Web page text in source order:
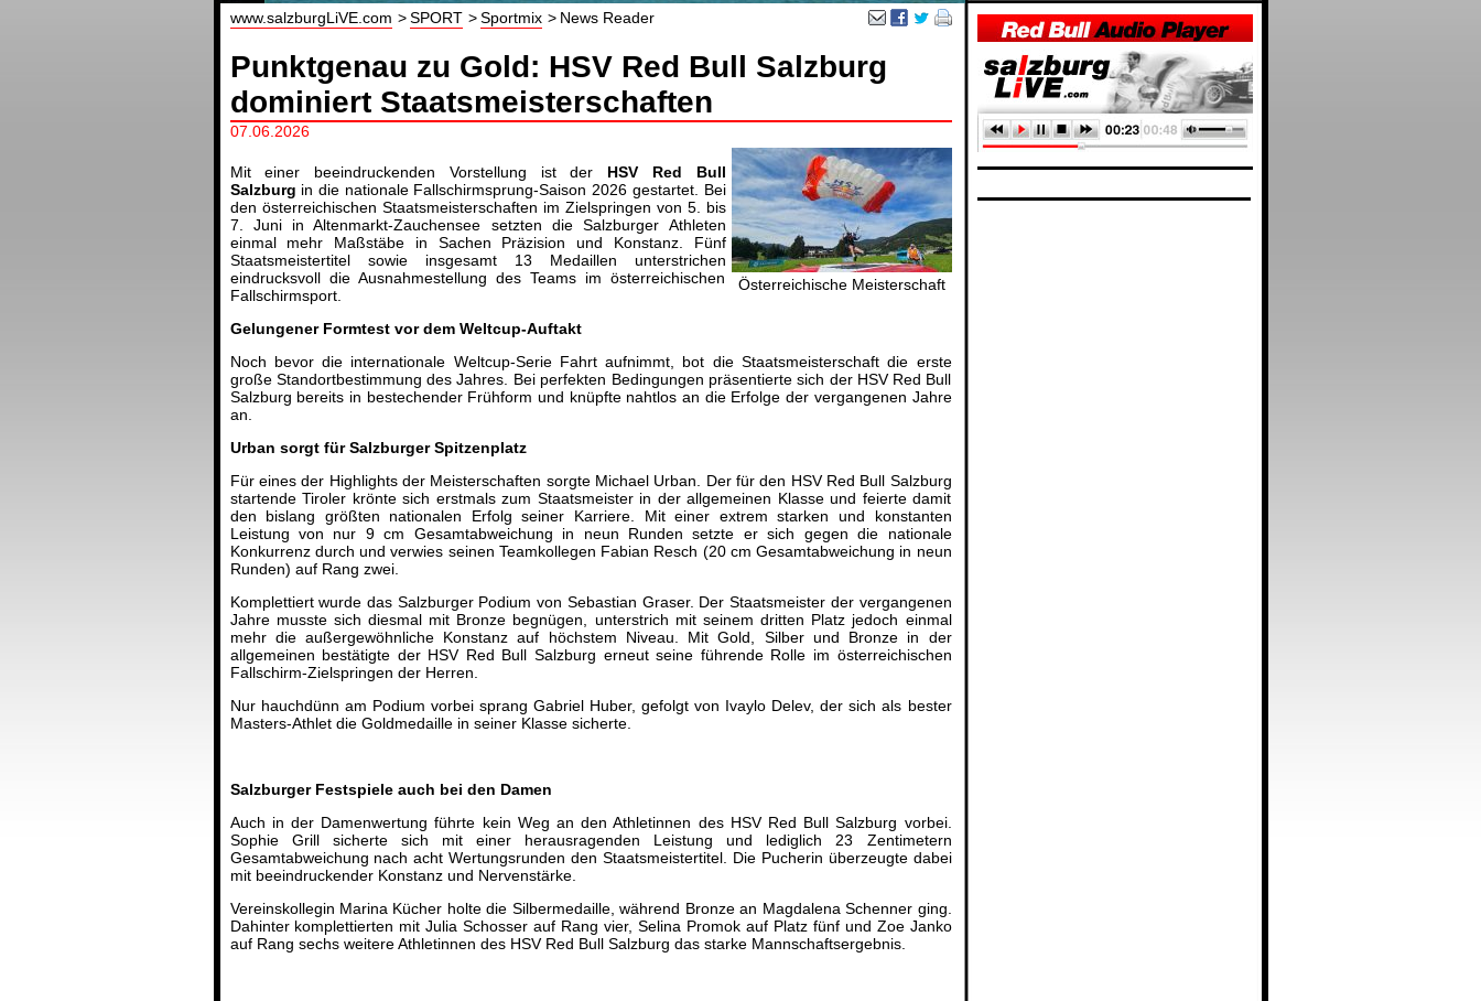
www.salzburgLiVE.com
SPORT Sportmix News Reader
Punktgenau zu Gold: HSV Red Bull Salzburg
dominiert Staatsmeisterschaften
07.06.2026
Österreichische Meisterschaft
Mit einer beeindruckenden Vorstellung ist der HSV Red Bull
Salzburg in die nationale Fallschirmsprung-Saison 2026 gestartet. Bei
den österreichischen Staatsmeisterschaften im Zielspringen von 5. bis
7. Juni in Altenmarkt-Zauchensee setzten die Salzburger Athleten
einmal mehr Maßstäbe in Sachen Präzision und Konstanz. Fünf
Staatsmeistertitel sowie insgesamt 13 Medaillen unterstrichen
eindrucksvoll die Ausnahmestellung des Teams im österreichischen
Fallschirmsport.
Gelungener Formtest vor dem Weltcup-Auftakt
Noch bevor die internationale Weltcup-Serie Fahrt aufnimmt, bot die Staatsmeisterschaft die erste
große Standortbestimmung des Jahres. Bei perfekten Bedingungen präsentierte sich der HSV Red Bull
Salzburg bereits in bestechender Frühform und knüpfte nahtlos an die Erfolge der vergangenen Jahre
an.
Urban sorgt für Salzburger Spitzenplatz
Für eines der Highlights der Meisterschaften sorgte Michael Urban. Der für den HSV Red Bull Salzburg
startende Tiroler krönte sich erstmals zum Staatsmeister in der allgemeinen Klasse und feierte damit
den bislang größten nationalen Erfolg seiner Karriere. Mit einer extrem starken und konstanten
Leistung von nur 9 cm Gesamtabweichung in neun Runden setzte er sich gegen die nationale
Konkurrenz durch und verwies seinen Teamkollegen Fabian Resch (20 cm Gesamtabweichung in neun
Runden) auf Rang zwei.
Komplettiert wurde das Salzburger Podium von Sebastian Graser. Der Staatsmeister der vergangenen
Jahre musste sich diesmal mit Bronze begnügen, unterstrich mit seinem dritten Platz jedoch einmal
mehr die außergewöhnliche Konstanz auf höchstem Niveau. Mit Gold, Silber und Bronze in der
allgemeinen bestätigte der HSV Red Bull Salzburg erneut seine führende Rolle im österreichischen
Fallschirm-Zielspringen der Herren.
Nur hauchdünn am Podium vorbei sprang Gabriel Huber, gefolgt von Ivaylo Delev, der sich als bester
Masters-Athlet die Goldmedaille in seiner Klasse sicherte.
Salzburger Festspiele auch bei den Damen
Auch in der Damenwertung führte kein Weg an den Athletinnen des HSV Red Bull Salzburg vorbei.
Sophie Grill sicherte sich mit einer herausragenden Leistung und lediglich 23 Zentimetern
Gesamtabweichung nach acht Wertungsrunden den Staatsmeistertitel. Die Pucherin überzeugte dabei
mit beeindruckender Konstanz und Nervenstärke.
Vereinskollegin Marina Kücher holte die Silbermedaille, während Bronze an Magdalena Schenner ging.
Dahinter komplettierten mit Julia Schosser auf Rang vier, Selina Promok auf Platz fünf und Zoe Janko
auf Rang sechs weitere Athletinnen des HSV Red Bull Salzburg das starke Mannschaftsergebnis.